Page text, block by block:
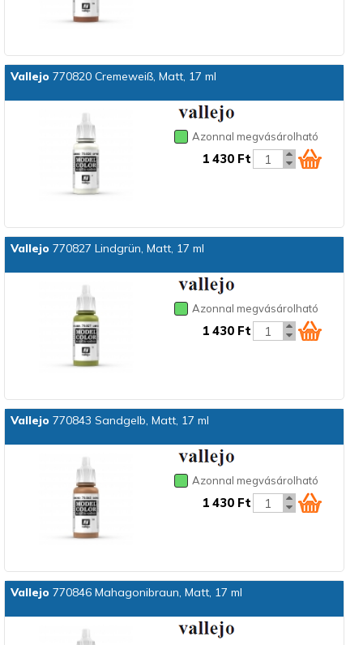
Vallejo 770820 Cremeweiß, Matt, 17 ml
Azonnal megvásárolható
1 430 Ft
Vallejo 770827 Lindgrün, Matt, 17 ml
Azonnal megvásárolható
1 430 Ft
Vallejo 770843 Sandgelb, Matt, 17 ml
Azonnal megvásárolható
1 430 Ft
Vallejo 770846 Mahagonibraun, Matt, 17 ml